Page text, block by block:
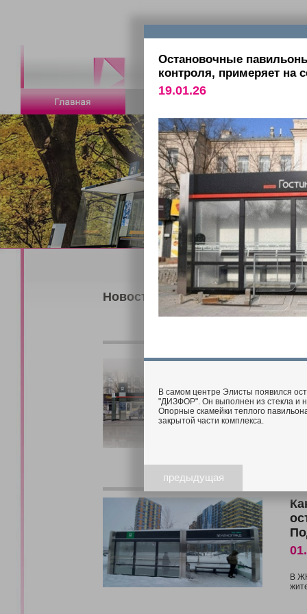
Новости
В
Остановочные
контроля, примеряет на
19.01.26
В самом центре Элисты появился
"ДИЗФОР". Он выполнен из стекла и
Опорные скамейки теплого
закрытой части комплекса.
предыдущая